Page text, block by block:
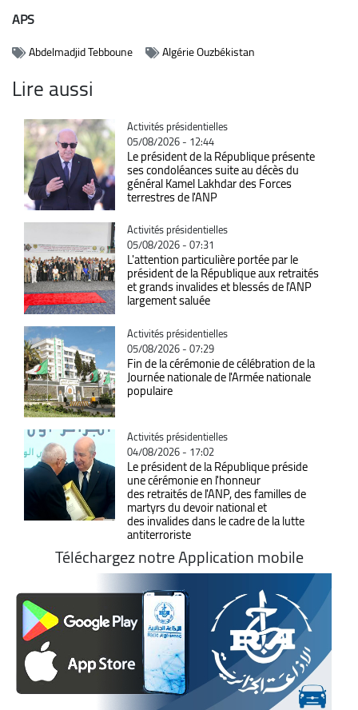
APS
Abdelmadjid Tebboune Algérie Ouzbékistan
Lire aussi
Catégorie
Activités présidentielles
05/08/2026 - 12:44
Le président de la République présente
ses condoléances suite au décès du
général Kamel Lakhdar des Forces
terrestres de l'ANP
Catégorie
Activités présidentielles
05/08/2026 - 07:31
L'attention particulière portée par le
président de la République aux retraités
et grands invalides et blessés de l'ANP
largement saluée
Catégorie
Activités présidentielles
05/08/2026 - 07:29
Fin de la cérémonie de célébration de la
Journée nationale de l'Armée nationale
populaire
Catégorie
Activités présidentielles
04/08/2026 - 17:02
Le président de la République préside
une cérémonie en l'honneur
des retraités de l'ANP, des familles de
martyrs du devoir national et
des invalides dans le cadre de la lutte
antiterroriste
Téléchargez notre Application mobile